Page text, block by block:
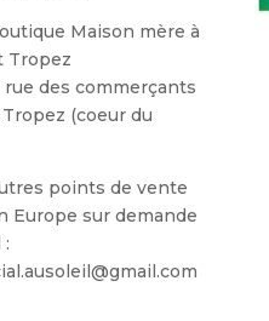
Maison mère à
Tropez
rue des commerçants
(coeur du
points de vente
Europe sur demande
: